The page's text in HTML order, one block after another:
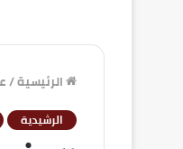
الرئيسية/
الرشيدية